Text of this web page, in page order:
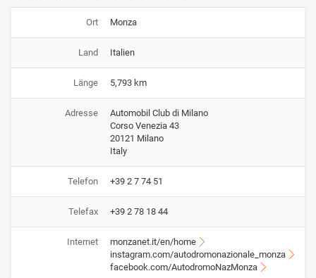
Ort Monza
Land Italien
Länge 5,793 km
Adresse
Automobil Club di Milano
Corso Venezia 43
20121 Milano
Italy
Telefon +39 2 7 74 51
Telefax +39 2 78 18 44
Internet
monzanet.it/en/home
instagram.com/autodromonazionale_monza
facebook.com/AutodromoNazMonza